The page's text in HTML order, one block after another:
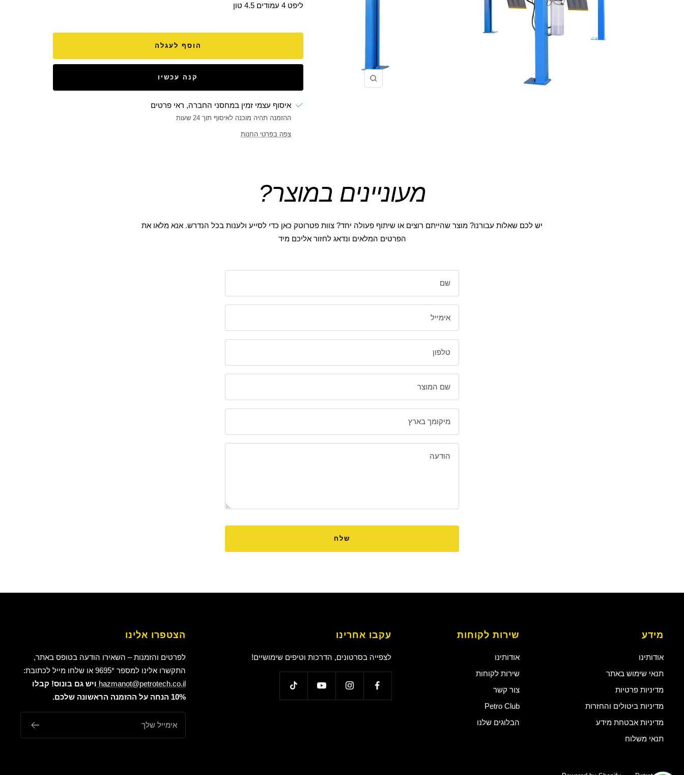
הקרב
ליפט 4 עמודים 4.5 טון
הוסף לעגלה
קנה עכשיו
איסוף עצמי זמין במחסני החברה, ראי פרטים
ההזמנה תהיה מוכנה לאיסוף תוך 24 שעות
צפה בפרטי החנות
מעוניינים במוצר?
יש לכם שאלות עבורנו? מוצר שהייתם רוצים או שיתוף פעולה יחד? צוות פטרוטק כאן כדי לסייע ולענות בכל הנדרש. אנא מלאו את
הפרטים המלאים ונדאג לחזור אליכם מיד
שם
אימייל
טלפון
שם המוצר
מיקומך בארץ
הודעה
שלח
מידע
אודותינו
תנאי שימוש באתר
מדיניות פרטיות
מדיניות ביטולים והחזרות
מדיניות אבטחת מידע
תנאי משלוח
שירות לקוחות
אודותינו
שירות לקוחות
צור קשר
Petro Club
הבלוגים שלנו
עקבו אחרינו
לצפייה בסרטונים, הדרכות וטיפים שימושיים!
הצטפרו אלינו
לפרטים והזמנות – השאירו הודעה בטופס באתר,
התקשרו אלינו למספר *9695 או שלחו מייל לכתובת:
hazmanot@petrotech.co.il ויש גם בונוס! קבלו
10% הנחה על ההזמנה הראשונה שלכם.
אימייל שלך